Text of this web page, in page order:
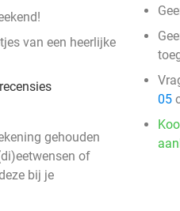
van een heerlijke
gehouden
of
bij je
05